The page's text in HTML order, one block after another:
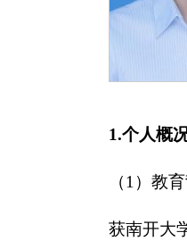
1.个人概
（1）教
获南开大